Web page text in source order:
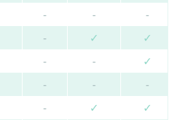
- -
-
- ✓
✓
- -
✓
- -
-
- ✓
✓